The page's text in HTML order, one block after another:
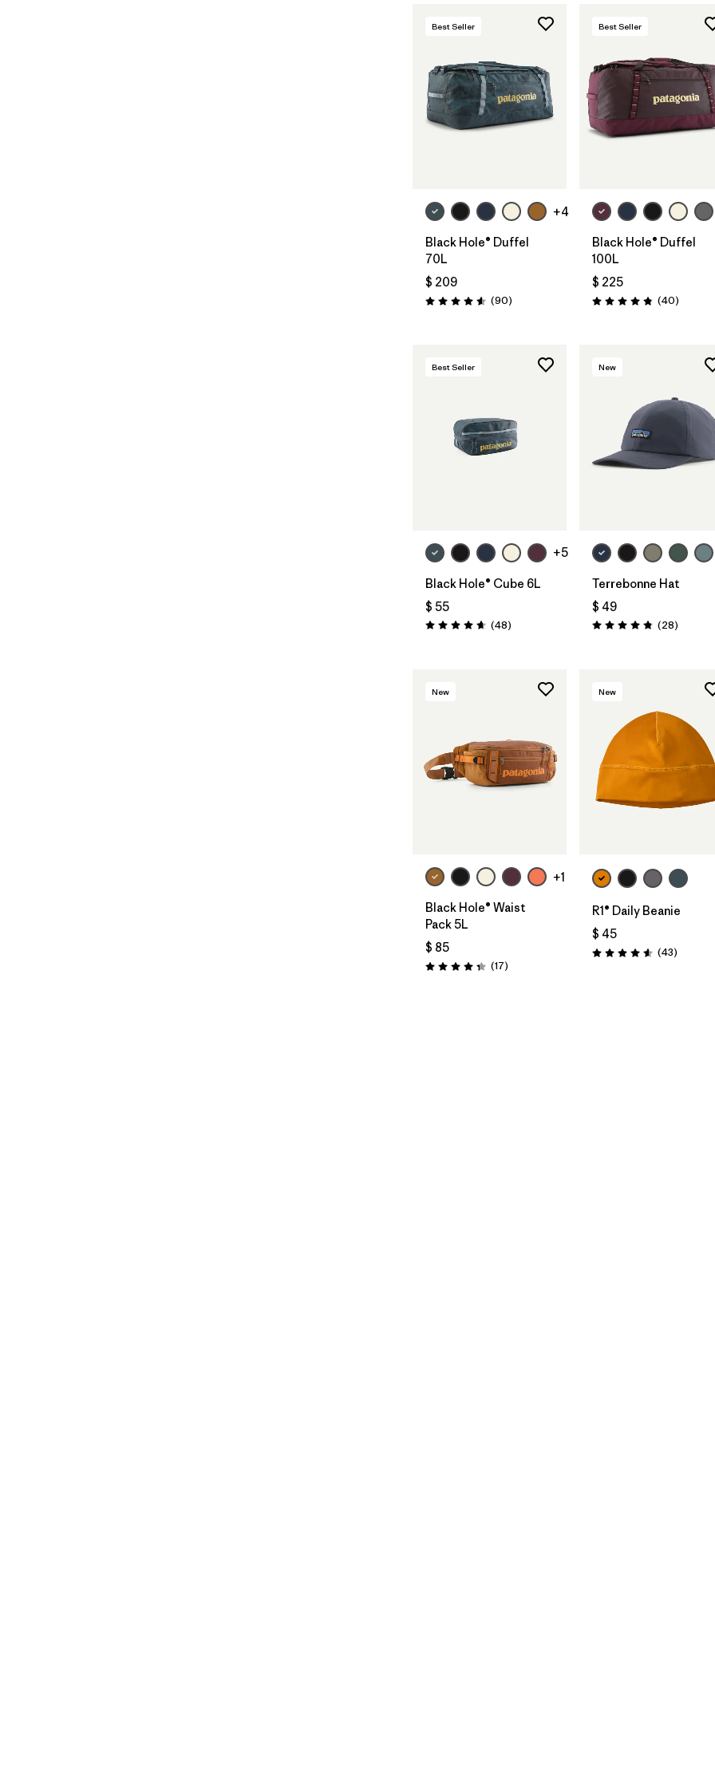
Best Seller
+4
Black Hole® Duffel
70L
$ 209
Valoración: 4.6 / 5
(90Comentarios
)
Best Seller
Black Hole® Duffel
100L
$ 225
Valoración: 4.8 / 5
(40)
Best Seller
+5
Black Hole® Cube 6L
$ 55
Valoración: 4.7 / 5
(48Comentarios
)
New
Terrebonne Hat
$ 49
Valoración: 4.8 / 5
(28)
New
+1
Black Hole® Waist
Pack 5L
$ 85
Valoración: 4.4 / 5
(17Comentarios
)
Agregar a la
New
R1® Daily Beanie
$ 45
Valoración: 4.6 / 5
(43)